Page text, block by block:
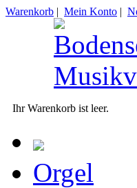
Warenkorb | Mein Konto |
Ihr Warenkorb ist leer.
Orgel